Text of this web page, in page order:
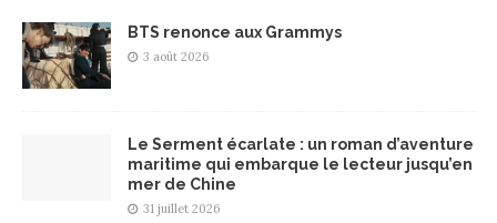
BTS renonce aux Grammys
3 août 2026
Le Serment écarlate : un roman d’aventure
maritime qui embarque le lecteur jusqu’en
mer de Chine
31 juillet 2026